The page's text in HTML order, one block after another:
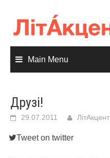
content
Main Menu
Друзі!
29.07.2011 ЛітАкцент
Tweet on twitter